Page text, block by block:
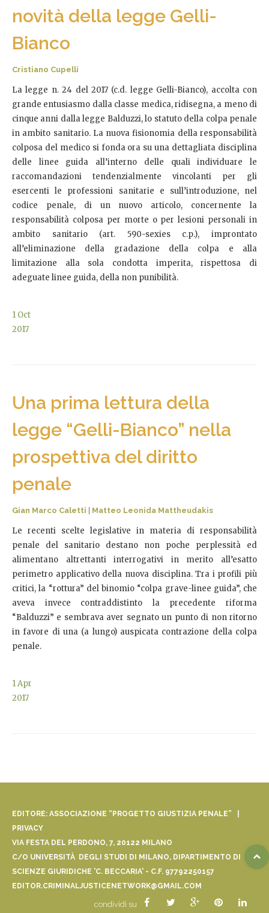
novità della legge Gelli-
Bianco
Cristiano Cupelli
La legge n. 24 del 2017 (c.d. legge Gelli-Bianco), accolta con
grande entusiasmo dalla classe medica, ridisegna, a meno di
cinque anni dalla legge Balduzzi, lo statuto della colpa penale
in ambito sanitario. La nuova fisionomia della responsabilità
colposa del medico si fonda ora su una dettagliata disciplina
delle linee guida all’interno delle quali individuare le
raccomandazioni tendenzialmente vincolanti per gli
esercenti le professioni sanitarie e sull’introduzione, nel
codice penale, di un nuovo articolo, concernente la
responsabilità colposa per morte o per lesioni personali in
ambito sanitario (art. 590-sexies c.p.), improntato
all’eliminazione della gradazione della colpa e alla
limitazione alla sola condotta imperita, rispettosa di
adeguate linee guida, della non punibilità.
1 Oct
2017
Una prima lettura della
legge “Gelli-Bianco” nella
prospettiva del diritto
penale
Gian Marco Caletti Matteo Leonida Mattheudakis
Le recenti scelte legislative in materia di responsabilità
penale del sanitario destano non poche perplessità ed
alimentano altrettanti interrogativi in merito all’esatto
perimetro applicativo della nuova disciplina. Tra i profili più
critici, la “rottura” del binomio “colpa grave-linee guida”, che
aveva invece contraddistinto la precedente riforma
“Balduzzi” e sembrava aver segnato un punto di non ritorno
in favore di una (a lungo) auspicata contrazione della colpa
penale.
1Apr
2017
EDITORE: ASSOCIAZIONE “PROGETTO GIUSTIZIA PENALE” |
PRIVACY
VIA FESTA DEL PERDONO, 7, 20122 MILANO
C/O UNIVERSITÀ DEGLI STUDI DI MILANO, DIPARTIMENTO DI
SCIENZE GIURIDICHE 'C. BECCARIA' - C.F. 97792250157
EDITOR.CRIMINALJUSTICENETWORK@GMAIL.COM
condividi su